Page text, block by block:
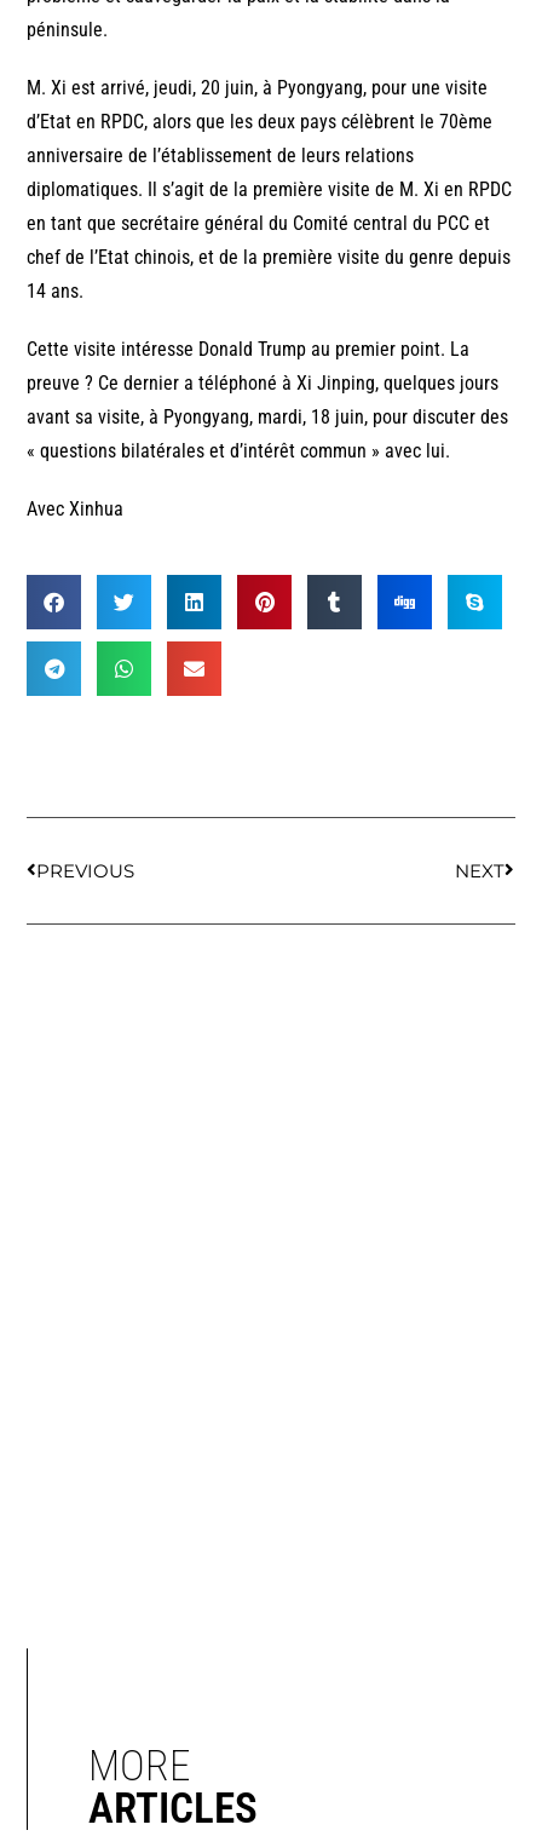
péninsule.
M. Xi est arrivé, jeudi, 20 juin, à Pyongyang, pour une visite
d’Etat en RPDC, alors que les deux pays célèbrent le 70ème
anniversaire de l’établissement de leurs relations
diplomatiques. Il s’agit de la première visite de M. Xi en RPDC
en tant que secrétaire général du Comité central du PCC et
chef de l’Etat chinois, et de la première visite du genre depuis
14 ans.
Cette visite intéresse Donald Trump au premier point. La
preuve ? Ce dernier a téléphoné à Xi Jinping, quelques jours
avant sa visite, à Pyongyang, mardi, 18 juin, pour discuter des
« questions bilatérales et d’intérêt commun » avec lui.
Avec Xinhua
PREVIOUS NEXT
MORE
ARTICLES